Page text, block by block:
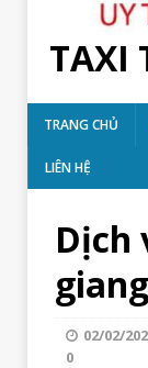
TAXI
TRANG CHỦ
LIÊN HỆ
Dịch
02/02/
0